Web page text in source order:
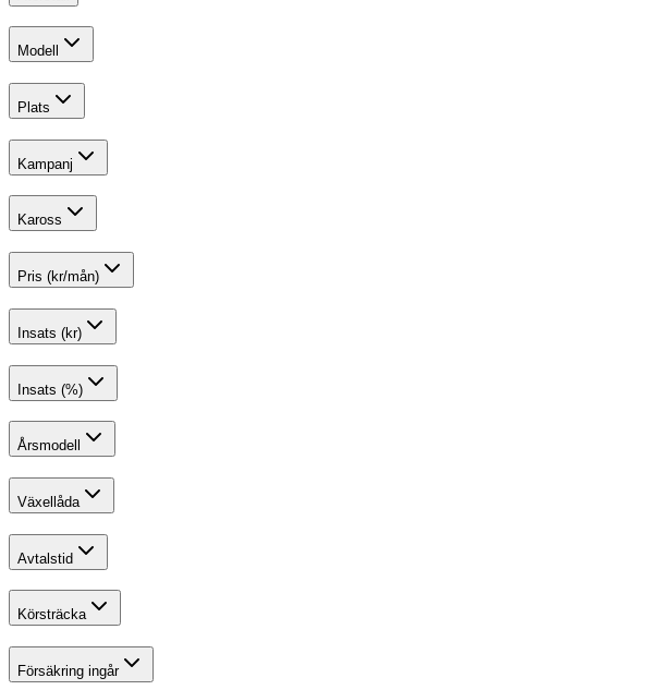
Modell
Plats
Kampanj
Kaross
Pris (kr/mån)
Insats (kr)
Insats (%)
Årsmodell
Växellåda
Avtalstid
Körsträcka
Försäkring ingår